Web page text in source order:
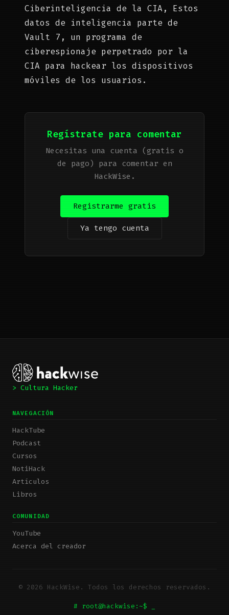
Ciberinteligencia de la CIA, Estos
datos de inteligencia parte de
Vault 7, un programa de
ciberespionaje perpetrado por la
CIA para hackear los dispositivos
móviles de los usuarios.
Regístrate para comentar
Necesitas una cuenta (gratis o
de pago) para comentar en
HackWise.
Registrarme gratis
Ya tengo cuenta
> Cultura Hacker
NAVEGACIÓN
HackTube
Podcast
Cursos
NotiHack
Artículos
Libros
COMUNIDAD
YouTube
Acerca del creador
© 2026 HackWise. Todos los derechos reservados.
# root@hackwise:~$